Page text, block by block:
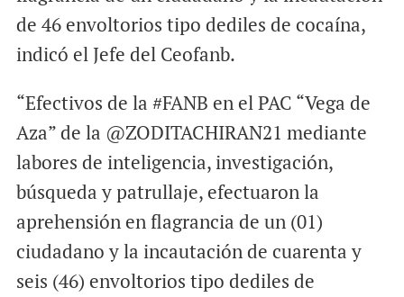
de 46 envoltorios tipo dediles de cocaína,
indicó el Jefe del Ceofanb.
“Efectivos de la #FANB en el PAC “Vega de
Aza” de la @ZODITACHIRAN21 mediante
labores de inteligencia, investigación,
búsqueda y patrullaje, efectuaron la
aprehensión en flagrancia de un (01)
ciudadano y la incautación de cuarenta y
seis (46) envoltorios tipo dediles de